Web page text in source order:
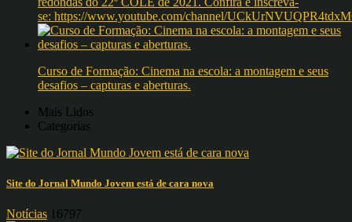
se: https://www.youtube.com/channel/
Curso de Formação: Cinema na escola: a montagem e seus
desafios – capturas e aberturas.
Mais Lidos
Categorias
Site do Jornal Mundo Jovem está de cara nova
Notícias 16797